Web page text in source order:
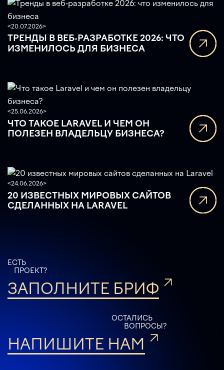
ТРЕНДЫ В ВЕБ-РАЗРАБОТКЕ 2026: ЧТО
ИЗМЕНИЛОСЬ ДЛЯ БИЗНЕСА
<20.07.2026>
ЧТО ТАКОЕ LARAVEL И ЧЕМ ОН
ПОЛЕЗЕН ВЛАДЕЛЬЦУ БИЗНЕСА?
<25.06.2026>
20 ИЗВЕСТНЫХ МИРОВЫХ САЙТОВ
СДЕЛАННЫХ НА LARAVEL
<24.06.2026>
ЕСТЬ
ПРОЕКТ?
ЗАПОЛНИТЕ БРИФ
ОСТАЛИСЬ
ВОПРОСЫ?
НАПИШИТЕ НАМ